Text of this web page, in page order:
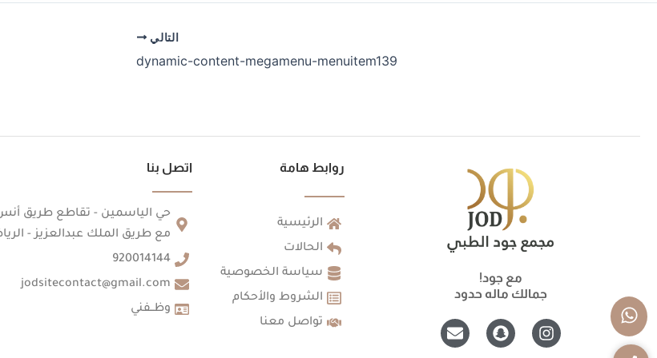
التالي
dynamic-content-megamenu-menuitem139
مع جود!
جمالك ماله حدود
I
n
s
S
n
a
E
n
v
روابط هامة
الرئيسية
الحالات
سياسة الخصوصية
الشروط والأحكام
تواصل معنا
اتصل بنا
حي الياسمين - تقاطع طريق
مع طريق الملك عبدالعزيز -
920014144
jodsitecontact@gmail.com
وظــفني